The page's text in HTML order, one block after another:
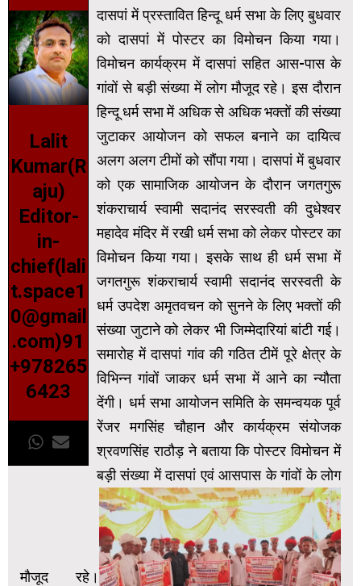
Lalit
Kumar(R
aju)
Editor-
in-
chief(lali
t.space1
0@gmail
.com)91
+978265
6423
दासपां में प्रस्तावित हिन्दू धर्म सभा के लिए बुधवार
को दासपां में पोस्टर का विमोचन किया गया।
विमोचन कार्यक्रम में दासपां सहित आस-पास के
गांवों से बड़ी संख्या में लोग मौजूद रहे। इस दौरान
हिन्दू धर्म सभा में अधिक से अधिक भक्तों की संख्या
जुटाकर आयोजन को सफल बनाने का दायित्व
अलग अलग टीमों को सौंपा गया। दासपां में बुधवार
को एक सामाजिक आयोजन के दौरान जगतगुरू
शंकराचार्य स्वामी सदानंद सरस्वती की दुधेश्वर
महादेव मंदिर में रखी धर्म सभा को लेकर पोस्टर का
विमोचन किया गया। इसके साथ ही धर्म सभा में
जगतगुरू शंकराचार्य स्वामी सदानंद सरस्वती के
धर्म उपदेश अमृतवचन को सुनने के लिए भक्तों की
संख्या जुटाने को लेकर भी जिम्मेदारियां बांटी गई।
समारोह में दासपां गांव की गठित टीमें पूरे क्षेत्र के
विभिन्न गांवों जाकर धर्म सभा में आने का न्यौता
देंगी। धर्म सभा आयोजन समिति के समन्वयक पूर्व
रेंजर मगसिंह चौहान और कार्यक्रम संयोजक
श्रवणसिंह राठौड़ ने बताया कि पोस्टर विमोचन में
बड़ी संख्या में दासपां एवं आसपास के गांवों के लोग
मौजूद रहे।